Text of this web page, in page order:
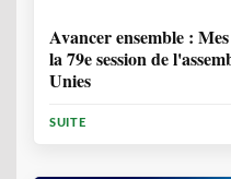
Avancer ensemble :
la 79e session de
Unies
SUITE